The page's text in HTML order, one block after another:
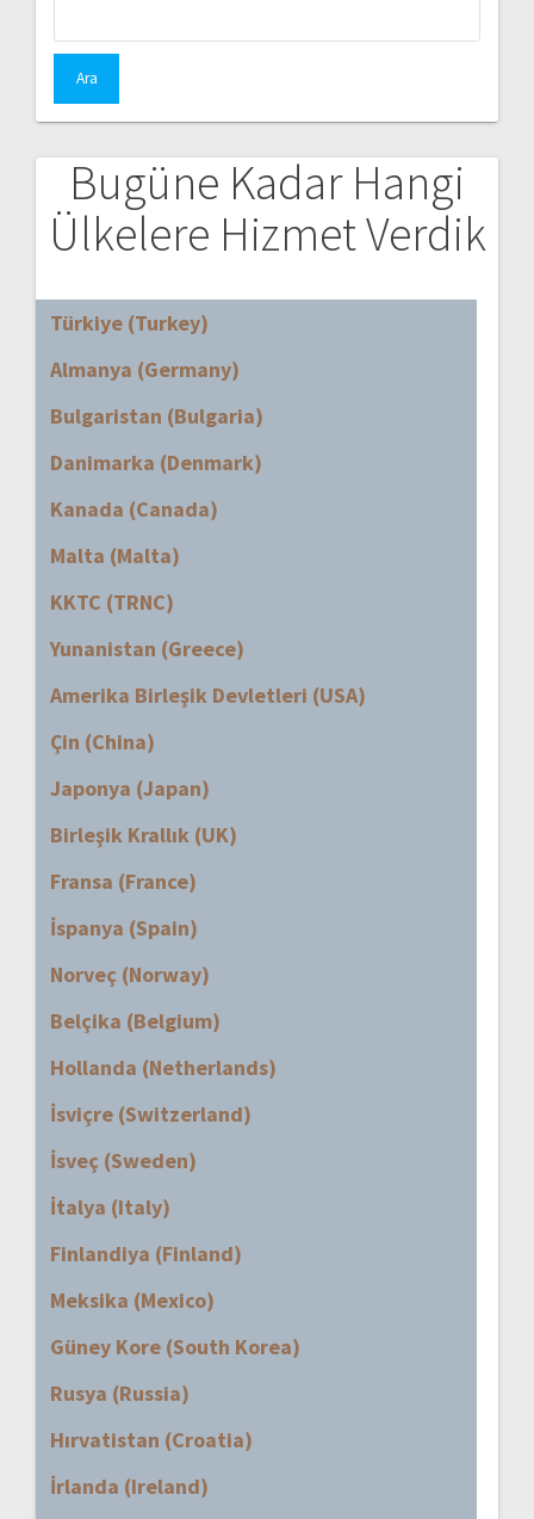
Bugüne Kadar Hangi
Ülkelere Hizmet Verdik
Türkiye (Turkey)
Almanya (Germany)
Bulgaristan (Bulgaria)
Danimarka (Denmark)
Kanada (Canada)
Malta (Malta)
KKTC (TRNC)
Yunanistan (Greece)
Amerika Birleşik Devletleri (USA)
Çin (China)
Japonya (Japan)
Birleşik Krallık (UK)
Fransa (France)
İspanya (Spain)
Norveç (Norway)
Belçika (Belgium)
Hollanda (Netherlands)
İsviçre (Switzerland)
İsveç (Sweden)
İtalya (Italy)
Finlandiya (Finland)
Meksika (Mexico)
Güney Kore (South Korea)
Rusya (Russia)
Hırvatistan (Croatia)
İrlanda (Ireland)